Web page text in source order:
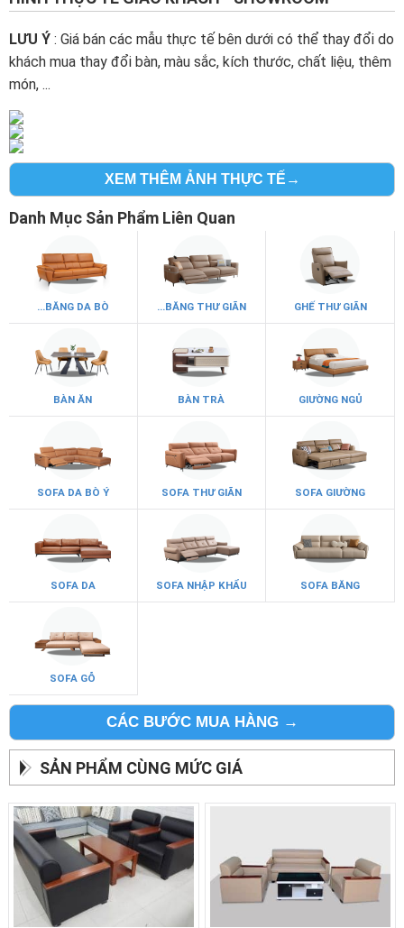
LƯU Ý : Giá bán các mẫu thực tế bên dưới có thể thay đổi do
khách mua thay đổi bàn, màu sắc, kích thước, chất liệu, thêm
món, ...
XEM THÊM ẢNH THỰC TẾ→
Danh Mục Sản Phẩm Liên Quan
...BĂNG DA BÒ ...BĂNG THƯ GIÃN GHẾ THƯ GIÃN
BÀN ĂN BÀN TRÀ GIƯỜNG NGỦ
SOFA DA BÒ Ý SOFA THƯ GIÃN SOFA GIƯỜNG
SOFA DA SOFA NHẬP KHẨU SOFA BĂNG
SOFA GỖ
CÁC BƯỚC MUA HÀNG →
SẢN PHẨM CÙNG MỨC GIÁ